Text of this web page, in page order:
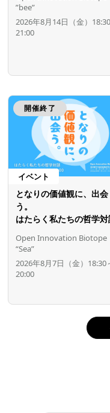
”bee”
2026年8月14日（金）
21:00
開催終了
イベント
となりの価値観に、出会
う。
はたらく私たちの哲学
Open Innovation Biotope
“Sea”
2026年8月7日（金）18:30
20:00